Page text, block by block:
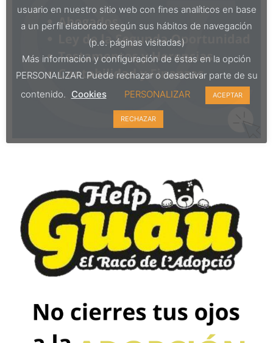
usuario en nuestro sitio web con fines analíticos en base
a un perfil elaborado según sus hábitos de navegación
(p.e. páginas visitadas)
Más información y configuración de éstas en la opción
PERSONALIZAR. Puede rechazar o desactivar parte de su
contenido. Cookies PERSONALIZAR ACEPTAR
RECHAZAR